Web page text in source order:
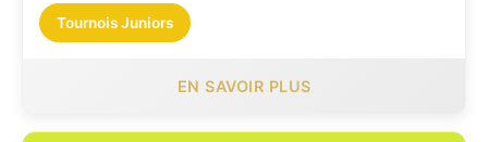
Tournois Juniors
EN SAVOIR PLUS